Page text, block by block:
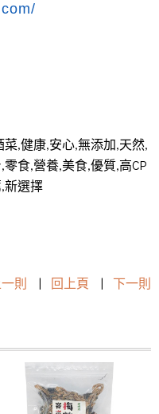
,健康,安心,無添加,天然,
食,營養,美食,優質,高CP
新選擇
一則 | 回上頁 | 下一則